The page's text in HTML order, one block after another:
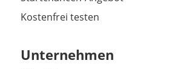
Kostenfrei testen
Unternehmen